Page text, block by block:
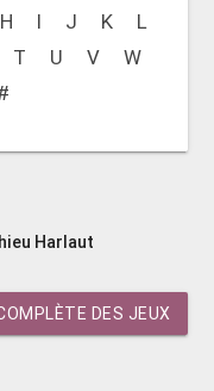
H I J K
L
T U V
W
Harlaut
DES JEUX